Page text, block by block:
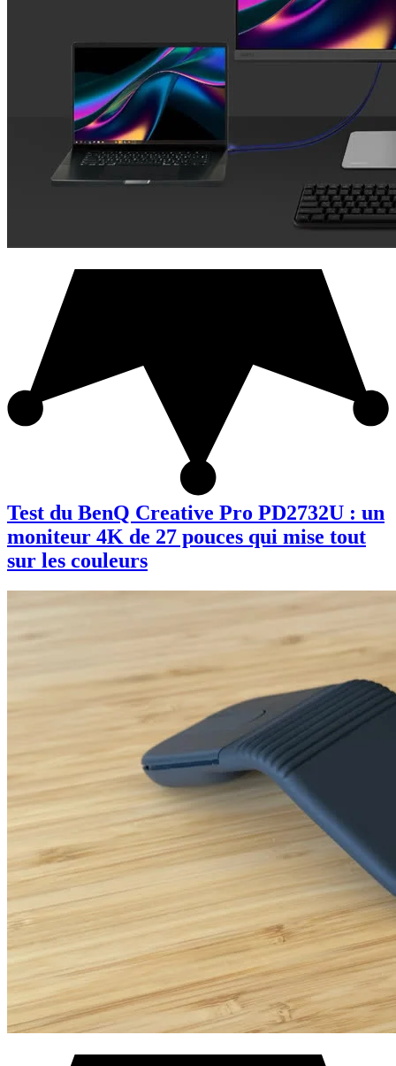
Test du BenQ Creative Pro PD2732U : un
moniteur 4K de 27 pouces qui mise tout
sur les couleurs